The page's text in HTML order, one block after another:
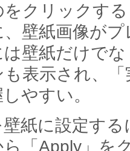
クリックす
壁紙画像が
壁紙だけで
表示され、
やすい。
紙に設定す
「Apply」を